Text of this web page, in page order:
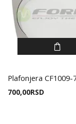
Plafonjera CF1009-
700,00RSD